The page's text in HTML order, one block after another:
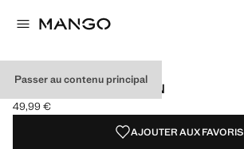
Passer au contenu principal
JUPE MIDI 100 % COTON
Prix actuel [49,99 € ]
49,99 €
Choisissez une couleur
AJOUTER AUX FAVORIS